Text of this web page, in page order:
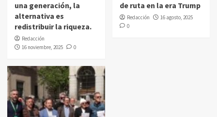
una generación, la
alternativa es
redistribuir la riqueza.
Redacción
16 noviembre, 2025
0
de ruta en la era Trump
Redacción
16 agosto, 2025
0